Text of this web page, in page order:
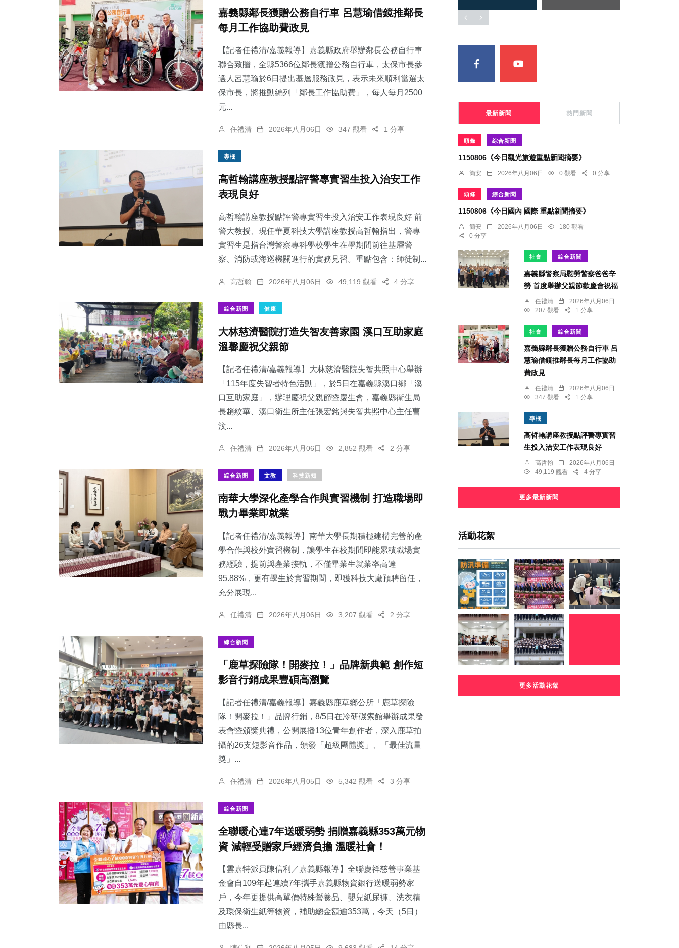
嘉義縣鄰長獲贈公務自行車 呂慧瑜借鏡推鄰長
每月工作協助費政見
【記者任禮清/嘉義報導】嘉義縣政府舉辦鄰長公務自行車
聯合致贈，全縣5366位鄰長獲贈公務自行車，太保市長參
選人呂慧瑜於6日提出基層服務政見，表示未來順利當選太
保市長，將推動編列「鄰長工作協助費」，每人每月2500
元...
任禮清 2026年八月06日 347 觀看 1 分享
專欄
高哲翰講座教授點評警專實習生投入治安工作
表現良好
高哲翰講座教授點評警專實習生投入治安工作表現良好 前
警大教授、現任華夏科技大學講座教授高哲翰指出，警專
實習生是指台灣警察專科學校學生在學期間前往基層警
察、消防或海巡機關進行的實務見習。重點包含：師徒制...
高哲翰 2026年八月06日 49,119 觀看 4 分享
綜合新聞 健康
大林慈濟醫院打造失智友善家園 溪口互助家庭
溫馨慶祝父親節
【記者任禮清/嘉義報導】大林慈濟醫院失智共照中心舉辦
「115年度失智者特色活動」，於5日在嘉義縣溪口鄉「溪
口互助家庭」，辦理慶祝父親節暨慶生會，嘉義縣衛生局
長趙紋華、溪口衛生所主任張宏銘與失智共照中心主任曹
汶...
任禮清 2026年八月06日 2,852 觀看 2 分享
綜合新聞 文教 科技新知
南華大學深化產學合作與實習機制 打造職場即
戰力畢業即就業
【記者任禮清/嘉義報導】南華大學長期積極建構完善的產
學合作與校外實習機制，讓學生在校期間即能累積職場實
務經驗，提前與產業接軌，不僅畢業生就業率高達
95.88%，更有學生於實習期間，即獲科技大廠預聘留任，
充分展現...
任禮清 2026年八月06日 3,207 觀看 2 分享
綜合新聞
「鹿草探險隊！開麥拉！」品牌新典範 創作短
影音行銷成果豐碩高瀏覽
【記者任禮清/嘉義報導】嘉義縣鹿草鄉公所「鹿草探險
隊！開麥拉！」品牌行銷，8/5日在冷研碳索館舉辦成果發
表會暨頒獎典禮，公開展播13位青年創作者，深入鹿草拍
攝的26支短影音作品，頒發「超級團體獎」、「最佳流量
獎」...
任禮清 2026年八月05日 5,342 觀看 3 分享
綜合新聞
全聯暖心連7年送暖弱勢 捐贈嘉義縣353萬元物
資 減輕受贈家戶經濟負擔 溫暖社會！
【雲嘉特派員陳信利／嘉義縣報導】全聯慶祥慈善事業基
金會自109年起連續7年攜手嘉義縣物資銀行送暖弱勢家
戶，今年更提供高單價特殊營養品、嬰兒紙尿褲、洗衣精
及環保衛生紙等物資，補助總金額逾353萬，今天（5日）
由縣長...
最新新聞 熱門新聞
頭條 綜合新聞
1150806《今日觀光旅遊重點新聞摘要》
簡安 2026年八月06日 0 觀看 0 分享
頭條 綜合新聞
1150806《今日國內 國際 重點新聞摘要》
簡安 2026年八月06日
180 觀看
0 分享
社會 綜合新聞
嘉義縣警察局慰勞警察爸爸辛
勞 首度舉辦父親節歡慶會祝福
任禮清
2026年八月06日
207 觀看
1 分享
社會 綜合新聞
嘉義縣鄰長獲贈公務自行車 呂
慧瑜借鏡推鄰長每月工作協助
費政見
任禮清
2026年八月06日
347 觀看
1 分享
專欄
高哲翰講座教授點評警專實習
生投入治安工作表現良好
高哲翰
2026年八月06日
49,119 觀看
4 分享
更多最新新聞
活動花絮
更多活動花絮